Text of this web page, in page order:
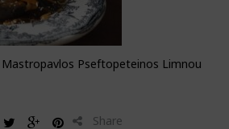
Mastropavlos Pseftopeteinos Limnou
Share